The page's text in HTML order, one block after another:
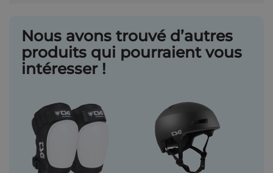
Nous avons trouvé d’autres
produits qui pourraient vous
intéresser !